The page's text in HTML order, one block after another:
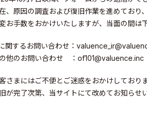
、原因の調査および復旧作業を進めており
お手数をおかけいたしますが、当面の間は
関するお問い合わせ：
他のお問い合わせ ：of101@valuence.inc
さまにはご不便とご迷惑をおかけしており
が完了次第、当サイトにて改めてお知らせ